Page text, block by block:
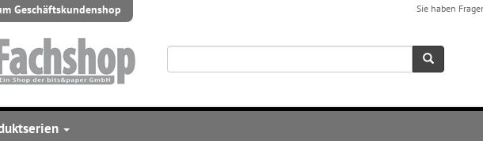
Geschäftskundenshop Sie haben